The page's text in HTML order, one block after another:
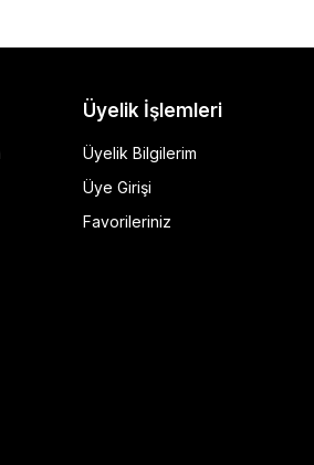
Üyelik İşlemleri
Üyelik Bilgilerim
Üye Girişi
Favorileriniz